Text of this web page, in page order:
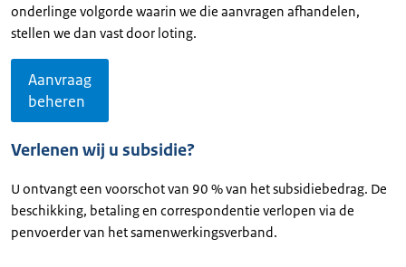
onderlinge volgorde waarin we die aanvragen afhandelen,
stellen we dan vast door loting.
Aanvraag
beheren
Verlenen wij u subsidie?
U ontvangt een voorschot van 90 % van het subsidiebedrag. De
beschikking, betaling en correspondentie verlopen via de
penvoerder van het samenwerkingsverband.